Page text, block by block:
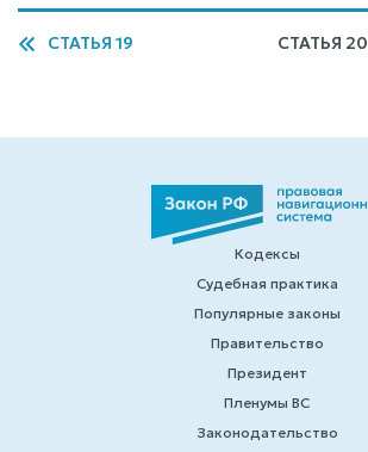
СТАТЬЯ 19 СТАТЬЯ 20
Кодексы
Судебная практика
Популярные законы
Правительство
Президент
Пленумы ВС
Законодательство